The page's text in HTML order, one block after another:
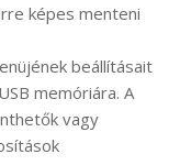
képes menteni
beállításait
memóriára. A
vagy